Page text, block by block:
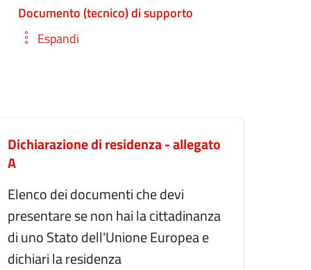
Documento (tecnico) di supporto
Espandi
Dichiarazione di residenza - allegato
A
Elenco dei documenti che devi
presentare se non hai la cittadinanza
di uno Stato dell'Unione Europea e
dichiari la residenza